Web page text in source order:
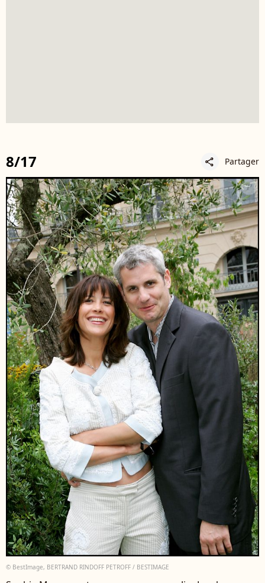
8/17 share Partager
© BestImage, BERTRAND RINDOFF PETROFF / BESTIMAGE